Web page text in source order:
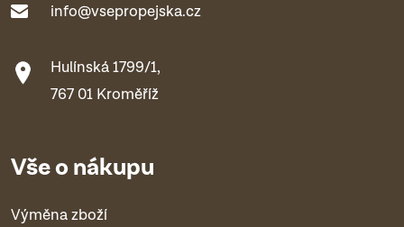
info@vsepropejska.cz
Hulínská 1799/1,
767 01 Kroměříž
Vše o nákupu
Výměna zboží